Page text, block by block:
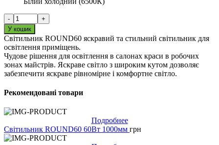
-
+
У кошик
Світильник ROUND60 яскравий та стильний світильник для
освітлення приміщень.
Чудове рішення для освітлення в салонах краси в робочих
зонах майстрів. Яскраве світло з широким кутом дозволяє
забезпечити яскраве рівномірне і комфортне світло.
Рекомендовані товари
Подробнее
Світильник ROUND60 60Вт 1000мм грн